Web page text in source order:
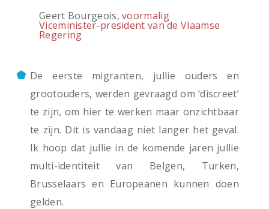
Geert Bourgeois,voormalig
Viceminister-president van de Vlaamse
Regering
De eerste migranten, jullie ouders en
grootouders, werden gevraagd om ‘discreet’
te zijn, om hier te werken maar onzichtbaar
te zijn. Dit is vandaag niet langer het geval.
Ik hoop dat jullie in de komende jaren jullie
multi-identiteit van Belgen, Turken,
Brusselaars en Europeanen kunnen doen
gelden.